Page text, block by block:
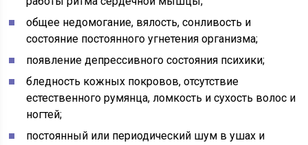
общее недомогание, вялость, сонливость и
состояние постоянного угнетения организма;
появление депрессивного состояния психики;
бледность кожных покровов, отсутствие
естественного румянца, ломкость и сухость волос и
ногтей;
постоянный или периодический шум в ушах и